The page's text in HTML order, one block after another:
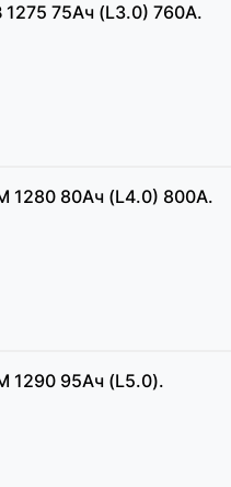
1275 75Ач (L3.0) 760А.
1280 80Ач (L4.0) 800А.
1290 95Ач (L5.0).